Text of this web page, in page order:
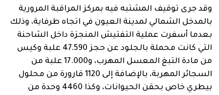
وقد جرى توقيف المشتبه فيه بمركز المراقبة المرورية
بالمدخل الشمالي لمدينة العيون في اتجاه طرفاية، وذلك
بعدما أسفرت عملية التفتيش المنجزة داخل الشاحنة
التي كانت محملة بالجلود عن حجز 47.590 علبة وكيس
من مادة التبغ المعسل المهرب، و17.000 علبة من
السجائر المهربة، بالإضافة إلى 1120 قارورة من محلول
بيطري خاص بحقن الحيوانات، وكذا 4460 وحدة من